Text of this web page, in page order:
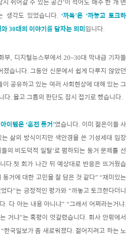
’
생각도 있었습니다. ‘까톡’은 ‘까놓고 토크하
30대의 이야기를 담자는 의미입니다
부 디지털뉴스부에서 20~30대 막내급 기자들
졌습니다.그동안 신문에서 쉽게 다루지 않았던
공유하고 있는 여러 사회현상에 대해 있는 그
다 옳고 그름의 판단도 잠시 접기로 했습니다
이템은 ‘혼전 동거’였습니다 이미 젊은이들 사
삶의 방식이지만 색안경을 쓴 기성세대 입장
의 비도덕적 일탈’로 폄하되는 동거 문제를 선
다첫 회가 나간 뒤 예상대로 반응은 뜨거웠습
동거에 대한 고민을 잘 담은 것 같다” “재미있는
다”는 긍정적인 평가와 “까놓고 토크한다더니
다 아는 내용 아니냐” “그래서 어쩌라는거냐
거냐”는 혹평이 엇갈렸습니다 .회사 안팎에서
. “한국일보가 좀 새로워졌다. 젊어지려고 하는 노